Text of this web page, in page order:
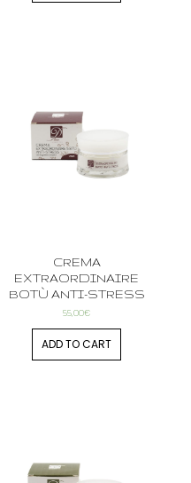
CREMA
EXTRAORDINAIRE
BOTÙ ANTI-STRESS
55,00€
ADD TO CART